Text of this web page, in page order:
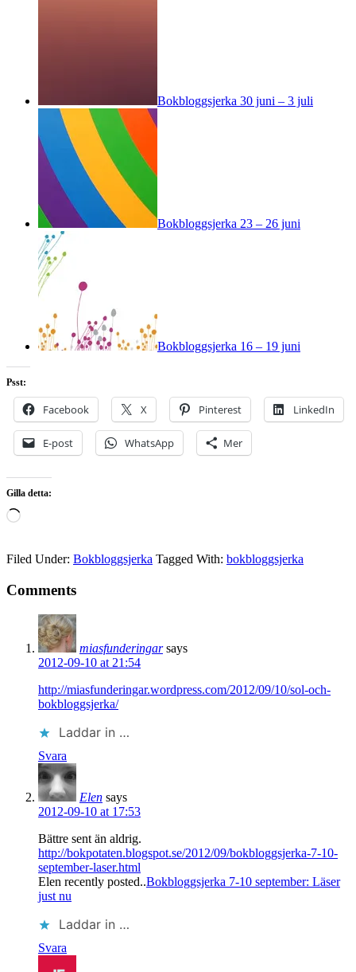
Bokbloggsjerka 30 juni – 3 juli
Bokbloggsjerka 23 – 26 juni
Bokbloggsjerka 16 – 19 juni
Psst:
Facebook X Pinterest LinkedIn
E-post WhatsApp Mer
Gilla detta:
Laddar
Filed Under: Bokbloggsjerka Tagged With: bokbloggsjerka
Comments
miasfunderingar says
2012-09-10 at 21:54
http://miasfunderingar.wordpress.com/2012/09/10/sol-och-
bokbloggsjerka/
Laddar in …
Svara
Elen says
2012-09-10 at 17:53
Bättre sent än aldrig.
http://bokpotaten.blogspot.se/2012/09/bokbloggsjerka-7-10-
september-laser.html
Elen recently posted..Bokbloggsjerka 7-10 september: Läser
just nu
Laddar in …
Svara